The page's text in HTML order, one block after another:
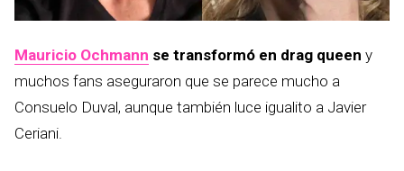
Mauricio Ochmann se transformó en drag queen y
muchos fans aseguraron que se parece mucho a
Consuelo Duval, aunque también luce igualito a Javier
Ceriani.